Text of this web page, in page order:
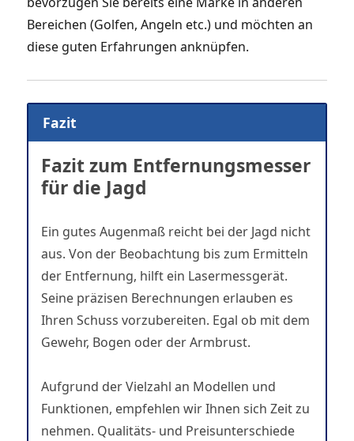
Bereichen (Golfen, Angeln etc.) und möchten an
diese guten Erfahrungen anknüpfen.
Fazit
Fazit zum Entfernungsmesser
für die Jagd
Ein gutes Augenmaß reicht bei der Jagd nicht
aus. Von der Beobachtung bis zum Ermitteln
der Entfernung, hilft ein Lasermessgerät.
Seine präzisen Berechnungen erlauben es
Ihren Schuss vorzubereiten. Egal ob mit dem
Gewehr, Bogen oder der Armbrust.
Aufgrund der Vielzahl an Modellen und
Funktionen, empfehlen wir Ihnen sich Zeit zu
nehmen. Qualitäts- und Preisunterschiede